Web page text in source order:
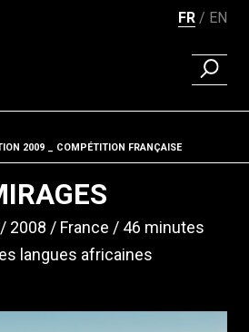
FR EN
Fil d'ariane
2009 COMPÉTITION FRANÇAISE
2008 France
46 minutes
langues africaines